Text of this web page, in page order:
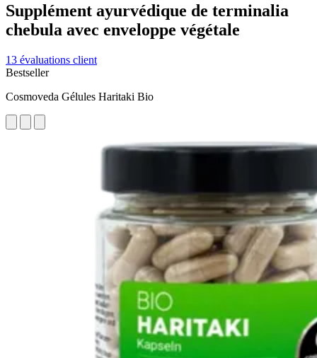
Supplément ayurvédique de terminalia
chebula avec enveloppe végétale
13 évaluations client
Bestseller
Cosmoveda Gélules Haritaki Bio